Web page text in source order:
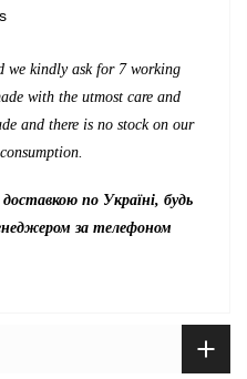
we kindly ask for 7 working
with the utmost care and
and there is no stock on our
по Україні, будь
за телефоном